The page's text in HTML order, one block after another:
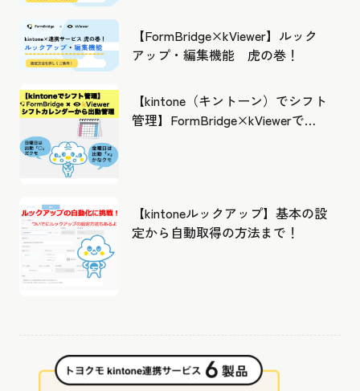
【FormBridge×kViewer】ルック
アップ・編集機能 虎の巻！
【kintone（キントーン）でシフト
管理】FormBridge×kViewerで作
【kintoneルックアップ】基本の設
定から自動取得の方法まで！